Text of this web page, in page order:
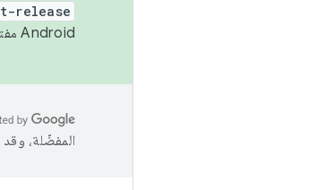
release
Android مفتوح المصدر. لمزيد من المعلومات، يُرجى الاطّلاع على
المفضّلة،